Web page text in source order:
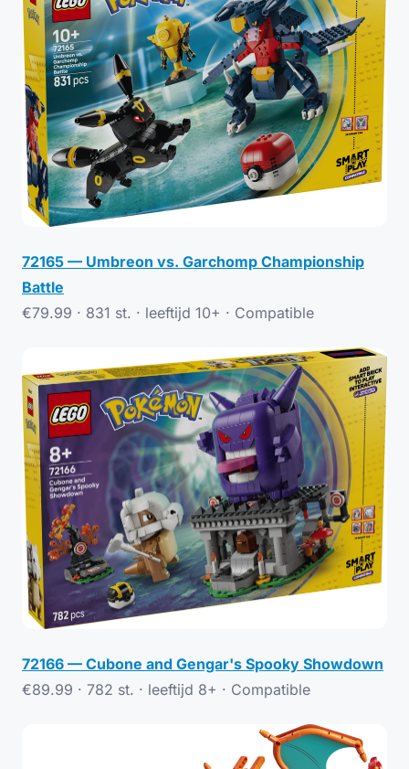
72165 — Umbreon vs. Garchomp Championship
Battle
€79.99 · 831 st. · leeftijd 10+ · Compatible
72166 — Cubone and Gengar's Spooky Showdown
€89.99 · 782 st. · leeftijd 8+ · Compatible